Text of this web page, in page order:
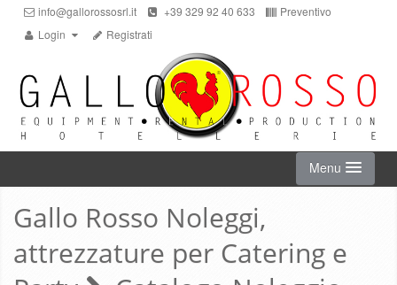
info@gallorossosrl.it +39 329 92 40 633
Preventivo
Login
Registrati
Menu
HOME
NOLEGGIO ON-LINE
Gallo Rosso Noleggi,
attrezzature per Catering e